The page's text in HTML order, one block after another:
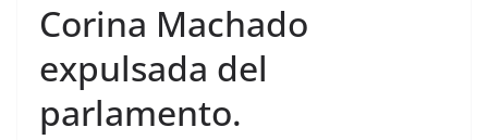
Corina Machado
expulsada del
parlamento.